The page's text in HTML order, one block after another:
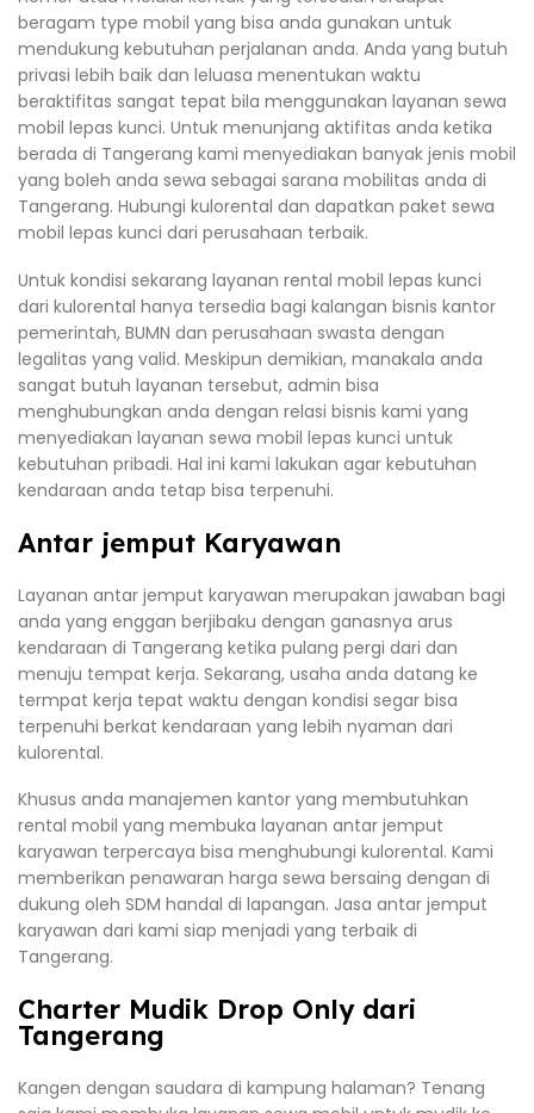
beragam type mobil yang bisa anda gunakan untuk
mendukung kebutuhan perjalanan anda. Anda yang butuh
privasi lebih baik dan leluasa menentukan waktu
beraktifitas sangat tepat bila menggunakan layanan sewa
mobil lepas kunci. Untuk menunjang aktifitas anda ketika
berada di Tangerang kami menyediakan banyak jenis mobil
yang boleh anda sewa sebagai sarana mobilitas anda di
Tangerang. Hubungi kulorental dan dapatkan paket sewa
mobil lepas kunci dari perusahaan terbaik.
Untuk kondisi sekarang layanan rental mobil lepas kunci
dari kulorental hanya tersedia bagi kalangan bisnis kantor
pemerintah, BUMN dan perusahaan swasta dengan
legalitas yang valid. Meskipun demikian, manakala anda
sangat butuh layanan tersebut, admin bisa
menghubungkan anda dengan relasi bisnis kami yang
menyediakan layanan sewa mobil lepas kunci untuk
kebutuhan pribadi. Hal ini kami lakukan agar kebutuhan
kendaraan anda tetap bisa terpenuhi.
Antar jemput Karyawan
Layanan antar jemput karyawan merupakan jawaban bagi
anda yang enggan berjibaku dengan ganasnya arus
kendaraan di Tangerang ketika pulang pergi dari dan
menuju tempat kerja. Sekarang, usaha anda datang ke
termpat kerja tepat waktu dengan kondisi segar bisa
terpenuhi berkat kendaraan yang lebih nyaman dari
kulorental.
Khusus anda manajemen kantor yang membutuhkan
rental mobil yang membuka layanan antar jemput
karyawan terpercaya bisa menghubungi kulorental. Kami
memberikan penawaran harga sewa bersaing dengan di
dukung oleh SDM handal di lapangan. Jasa antar jemput
karyawan dari kami siap menjadi yang terbaik di
Tangerang.
Charter Mudik Drop Only dari
Tangerang
Kangen dengan saudara di kampung halaman? Tenang